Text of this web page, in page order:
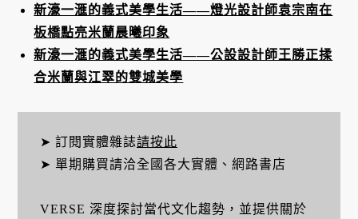
新濠一滙的義式美學生活——燈光設計師袁宗南在
板橋點亮米蘭晨曦印象
新濠一滙的義式美學生活——公設設計師王勝正揉
合米蘭與江翠的雙城美學
➤ 訂閱實體雜誌請按此
➤ 單期購買請洽全國各大實體、網路書店
VERSE 深度探討當代文化趨勢，並提供關於